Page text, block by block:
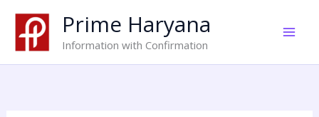
content
Prime Haryana
Information with Confirmation